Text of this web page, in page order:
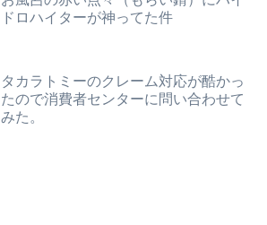
ドロハイターが神ってた件
タカラトミーのクレーム対応が酷かっ
たので消費者センターに問い合わせて
みた。